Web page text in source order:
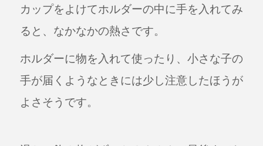
カップをよけてホルダーの中に手を入れてみ
ると、なかなかの熱さです。
ホルダーに物を入れて使ったり、小さな子の
手が届くようなときには少し注意したほうが
よさそうです。